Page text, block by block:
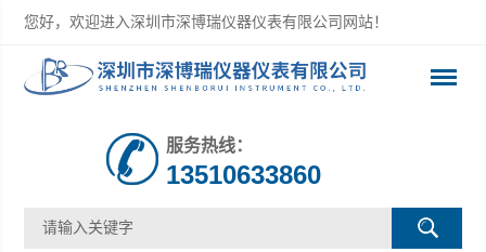
您好，欢迎进入深圳市深博瑞仪器仪表有限公司网站！
服务热线：
13510633860